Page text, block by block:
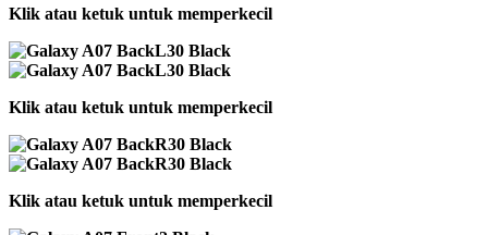
Klik atau ketuk untuk memperkecil
Klik atau ketuk untuk memperkecil
Klik atau ketuk untuk memperkecil